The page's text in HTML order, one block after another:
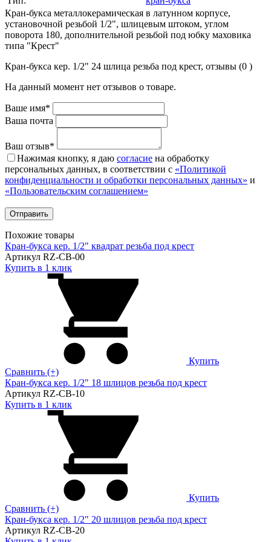
Кран-букса металлокерамическая в латунном корпусе,
установочной резьбой 1/2", шлицевым штоком, углом
поворота 180, дополнительной резьбой под юбку маховика
типа "Крест"
Кран-букса кер. 1/2" 24 шлица резьба под крест, отзывы (0 )
На данный момент нет отзывов о товаре.
Ваше имя*
Ваша почта
Ваш отзыв*
Нажимая кнопку, я даю согласие на обработку
персональных данных, в соответствии с «Политикой
конфиденциальности и обработки персональных данных» и
«Пользовательским соглашением»
Похожие товары
Кран-букса кер. 1/2" квадрат резьба под крест
Артикул RZ-CB-00
Купить в 1 клик
Купить
Сравнить (+)
Кран-букса кер. 1/2" 18 шлицов резьба под крест
Артикул RZ-CB-10
Купить в 1 клик
Купить
Сравнить (+)
Кран-букса кер. 1/2" 20 шлицов резьба под крест
Артикул RZ-CB-20